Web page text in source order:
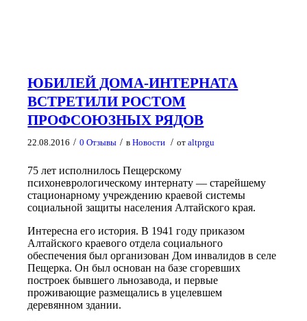
ЮБИЛЕЙ ДОМА-ИНТЕРНАТА
ВСТРЕТИЛИ РОСТОМ
ПРОФСОЮЗНЫХ РЯДОВ
22.08.2016 / 0 Отзывы / вНовости / отaltprgu
75 лет исполнилось Пещерскому
психоневрологическому интернату — старейшему
стационарному учреждению краевой системы
социальной защиты населения Алтайского края.
Интересна его история. В 1941 году приказом
Алтайского краевого отдела социального
обеспечения был организован Дом инвалидов в селе
Пещерка. Он был основан на базе сгоревших
построек бывшего льнозавода, и первые
проживающие размещались в уцелевшем
деревянном здании.